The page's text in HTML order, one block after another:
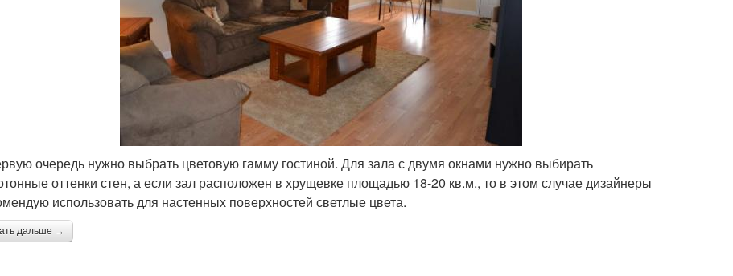
очередь нужно выбрать цветовую гамму гостиной. Для зала с двумя окнами нужно выбирать
оттенки стен, а если зал расположен в хрущевке площадью 18-20 кв.м., то в этом случае дизайнеры
использовать для настенных поверхностей светлые цвета.
дальше →